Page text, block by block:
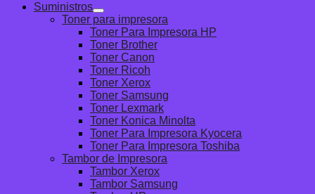
Suministros
Toner para impresora
Toner Para Impresora HP
Toner Brother
Toner Canon
Toner Ricoh
Toner Xerox
Toner Samsung
Toner Lexmark
Toner Konica Minolta
Toner Para Impresora Kyocera
Toner Para Impresora Toshiba
Tambor de Impresora
Tambor Xerox
Tambor Samsung